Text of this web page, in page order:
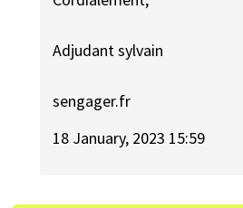
Adjudant sylvain
sengager.fr
18 January, 2023 15:59